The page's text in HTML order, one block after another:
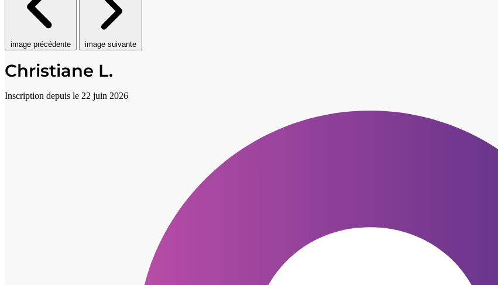
image précédente image suivante
Christiane L.
Inscription depuis le 22 juin 2026